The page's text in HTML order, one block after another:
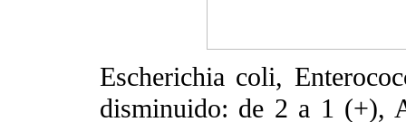
Escherichia coli,
disminuido: de 2 a 1 (+),